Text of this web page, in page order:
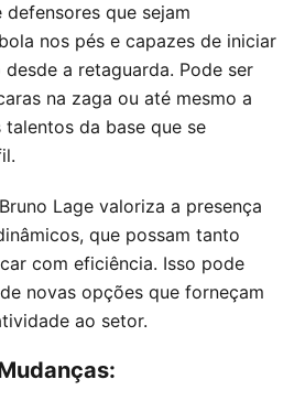
que sejam
nos pés e capazes de iniciar
a retaguarda. Pode ser
na zaga ou até mesmo a
da base que se
Lage valoriza a presença
que possam tanto
com eficiência. Isso pode
novas opções que forneçam
ao setor.